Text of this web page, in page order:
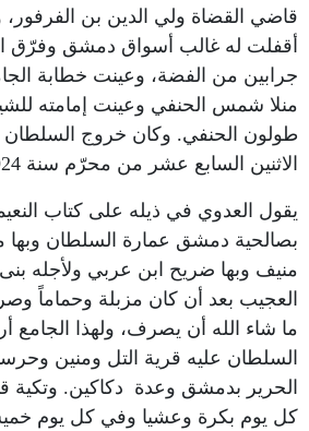
قاضي القضاة ولي الدين بن الفرفور،
أقفلت له غالب أسواق دمشق وفرّق
جرابين من الفضة، وعينت خطابة
منلا شمس الحنفي وعينت إمامته
طولون الحنفي. وكان خروج
الاثنين السابع عشر من محرّم سنة 924ه عائداً إلى سلطنته.
يقول العدوي في ذيله على كتاب
بصالحية دمشق عمارة السلطان
منيف وبها ضريح ابن عربي ولأجله بنى
العجيب بعد أن كان مزبلة وحماماً
ما شاء الله أن يصرف، ولهذا الجامع
السلطان عليه قرية التل ومنين
الحرير بدمشق وعدة دكاكين. وتكية
كل يوم بكرة وعشيا وفي كل يوم